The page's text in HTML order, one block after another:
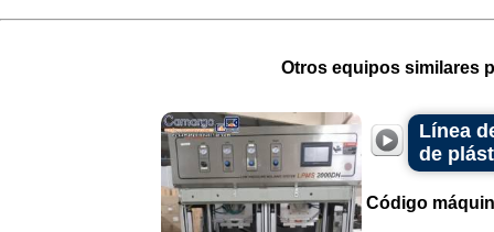
Otros equipos similares
Línea
de
Código